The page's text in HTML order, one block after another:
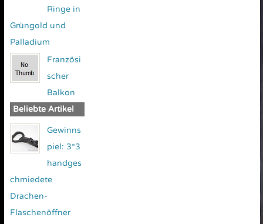
Ringe in
Grüngold und
Palladium
Französi
scher
Balkon
Beliebte Artikel
Gewinns
piel: 3*3
handges
chmiedete
Drachen-
Flaschenöffner